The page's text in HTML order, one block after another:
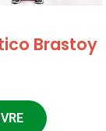
Brastoy